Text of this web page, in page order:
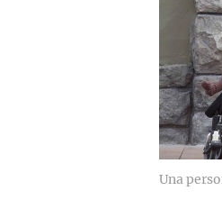
Una